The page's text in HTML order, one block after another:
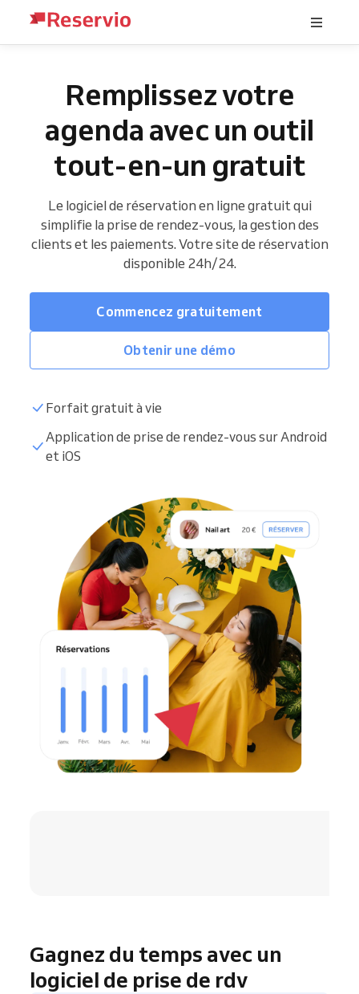
Remplissez votre
agenda avec un outil
tout-en-un gratuit
Le logiciel de réservation en ligne gratuit qui
simplifie la prise de rendez-vous, la gestion des
clients et les paiements. Votre site de réservation
disponible 24h/24.
Commencez gratuitement
Obtenir une démo
Forfait gratuit à vie
Application de prise de rendez-vous sur Android
et iOS
Gagnez du temps avec un
logiciel de prise de rdv